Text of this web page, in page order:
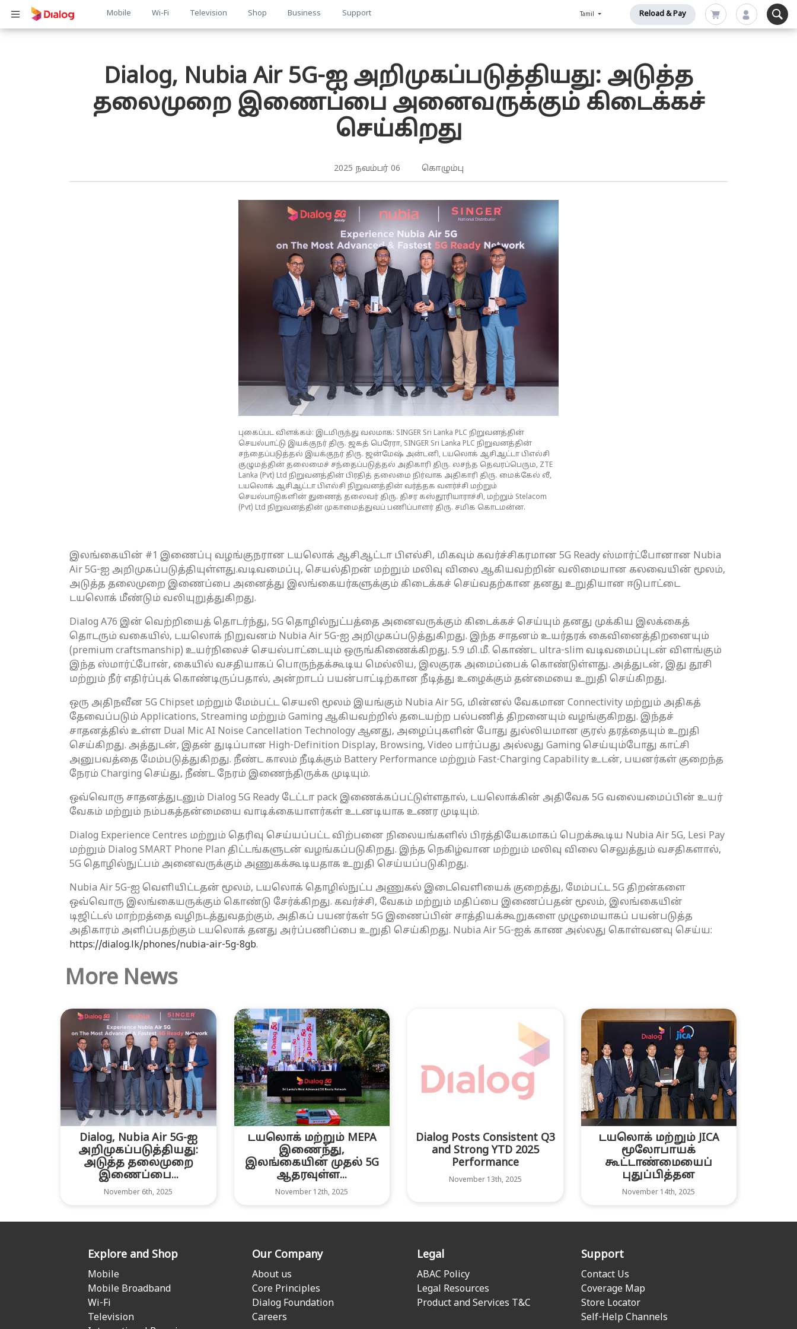
Main
Mobile Wi-Fi Television Shop Business Support Tamil Reload & Pay
பொருள் விரிவாக்கம்
Dialog, Nubia Air 5G-ஐ அறிமுகப்படுத்தியது: அடுத்த
தலைமுறை இணைப்பை அனைவருக்கும் கிடைக்கச்
செய்கிறது
2025 நவம்பர் 06 கொழும்பு
புகைப்பட விளக்கம்: இடமிருந்து வலமாக: SINGER Sri Lanka PLC நிறுவனத்தின்
செயல்பாட்டு இயக்குநர் திரு. ஜகத் பெரேரா, SINGER Sri Lanka PLC நிறுவனத்தின்
சந்தைப்படுத்தல் இயக்குநர் திரு. ஜன்மேஷ் அன்டனி, டயலொக் ஆசிஆட்டா பிஎல்சி
குழுமத்தின் தலைமைச் சந்தைப்படுத்தல் அதிகாரி திரு. லசந்த தெவரப்பெரும, ZTE
Lanka (Pvt) Ltd நிறுவனத்தின் பிரதித் தலைமை நிர்வாக அதிகாரி திரு. மைக்கேல் லீ,
டயலொக் ஆசிஆட்டா பிஎல்சி நிறுவனத்தின் வர்த்தக வளர்ச்சி மற்றும்
செயல்பாடுகளின் துணைத் தலைவர் திரு. திசர கஸ்தூரியாராச்சி, மற்றும் Stelacom
(Pvt) Ltd நிறுவனத்தின் முகாமைத்துவப் பணிப்பாளர் திரு. சமிக கொடமன்ன.
இலங்கையின் #1 இணைப்பு வழங்குநரான டயலொக் ஆசிஆட்டா பிஎல்சி, மிகவும் கவர்ச்சிகரமான 5G Ready ஸ்மார்ட்போனான Nubia
Air 5G-ஐ அறிமுகப்படுத்தியுள்ளது.வடிவமைப்பு, செயல்திறன் மற்றும் மலிவு விலை ஆகியவற்றின் வலிமையான கலவையின் மூலம்,
அடுத்த தலைமுறை இணைப்பை அனைத்து இலங்கையர்களுக்கும் கிடைக்கச் செய்வதற்கான தனது உறுதியான ஈடுபாட்டை
டயலொக் மீண்டும் வலியுறுத்துகிறது.
Dialog A76 இன் வெற்றியைத் தொடர்ந்து, 5G தொழில்நுட்பத்தை அனைவருக்கும் கிடைக்கச் செய்யும் தனது முக்கிய இலக்கைத்
தொடரும் வகையில், டயலொக் நிறுவனம் Nubia Air 5G-ஐ அறிமுகப்படுத்துகிறது. இந்த சாதனம் உயர்தரக் கைவினைத்திறனையும்
(premium craftsmanship) உயர்நிலைச் செயல்பாட்டையும் ஒருங்கிணைக்கிறது. 5.9 மி.மீ. கொண்ட ultra-slim வடிவமைப்புடன் விளங்கும்
இந்த ஸ்மார்ட்போன், கையில் வசதியாகப் பொருந்தக்கூடிய மெல்லிய, இலகுரக அமைப்பைக் கொண்டுள்ளது. அத்துடன், இது தூசி
மற்றும் நீர் எதிர்ப்புக் கொண்டிருப்பதால், அன்றாடப் பயன்பாட்டிற்கான நீடித்து உழைக்கும் தன்மையை உறுதி செய்கிறது.
ஒரு அதிநவீன 5G Chipset மற்றும் மேம்பட்ட செயலி மூலம் இயங்கும் Nubia Air 5G, மின்னல் வேகமான Connectivity மற்றும் அதிகத்
தேவைப்படும் Applications, Streaming மற்றும் Gaming ஆகியவற்றில் தடையற்ற பல்பணித் திறனையும் வழங்குகிறது. இந்தச்
சாதனத்தில் உள்ள Dual Mic AI Noise Cancellation Technology ஆனது, அழைப்புகளின் போது துல்லியமான குரல் தரத்தையும் உறுதி
செய்கிறது. அத்துடன், இதன் துடிப்பான High-Definition Display, Browsing, Video பார்ப்பது அல்லது Gaming செய்யும்போது காட்சி
அனுபவத்தை மேம்படுத்துகிறது. நீண்ட காலம் நீடிக்கும் Battery Performance மற்றும் Fast-Charging Capability உடன், பயனர்கள் குறைந்த
நேரம் Charging செய்து, நீண்ட நேரம் இணைந்திருக்க முடியும்.
ஒவ்வொரு சாதனத்துடனும் Dialog 5G Ready டேட்டா pack இணைக்கப்பட்டுள்ளதால், டயலொக்கின் அதிவேக 5G வலையமைப்பின் உயர்
வேகம் மற்றும் நம்பகத்தன்மையை வாடிக்கையாளர்கள் உடனடியாக உணர முடியும்.
Dialog Experience Centres மற்றும் தெரிவு செய்யப்பட்ட விற்பனை நிலையங்களில் பிரத்தியேகமாகப் பெறக்கூடிய Nubia Air 5G, Lesi Pay
மற்றும் Dialog SMART Phone Plan திட்டங்களுடன் வழங்கப்படுகிறது. இந்த நெகிழ்வான மற்றும் மலிவு விலை செலுத்தும் வசதிகளால்,
5G தொழில்நுட்பம் அனைவருக்கும் அணுகக்கூடியதாக உறுதி செய்யப்படுகிறது.
Nubia Air 5G-ஐ வெளியிட்டதன் மூலம், டயலொக் தொழில்நுட்ப அணுகல் இடைவெளியைக் குறைத்து, மேம்பட்ட 5G திறன்களை
ஒவ்வொரு இலங்கையருக்கும் கொண்டு சேர்க்கிறது. கவர்ச்சி, வேகம் மற்றும் மதிப்பை இணைப்பதன் மூலம், இலங்கையின்
டிஜிட்டல் மாற்றத்தை வழிநடத்துவதற்கும், அதிகப் பயனர்கள் 5G இணைப்பின் சாத்தியக்கூறுகளை முழுமையாகப் பயன்படுத்த
அதிகாரம் அளிப்பதற்கும் டயலொக் தனது அர்ப்பணிப்பை உறுதி செய்கிறது. Nubia Air 5G-ஐக் காண அல்லது கொள்வனவு செய்ய:
https://dialog.lk/phones/nubia-air-5g-8gb.
More News
Dialog, Nubia Air 5G-ஐ
அறிமுகப்படுத்தியது:
அடுத்த தலைமுறை
இணைப்பை...
November 6th, 2025
டயலொக் மற்றும் MEPA
இணைந்து,
இலங்கையின் முதல் 5G
ஆதரவுள்ள...
November 12th, 2025
Dialog Posts Consistent Q3
and Strong YTD 2025
Performance
November 13th, 2025
டயலொக் மற்றும் JICA
மூலோபாயக்
கூட்டாண்மையைப்
புதுப்பித்தன
November 14th, 2025
Explore and Shop
Mobile
Mobile Broadband
Wi-Fi
Television
Our Company
About us
Core Principles
Dialog Foundation
Careers
Legal
ABAC Policy
Legal Resources
Product and Services T&C
Support
Contact Us
Coverage Map
Store Locator
Self-Help Channels